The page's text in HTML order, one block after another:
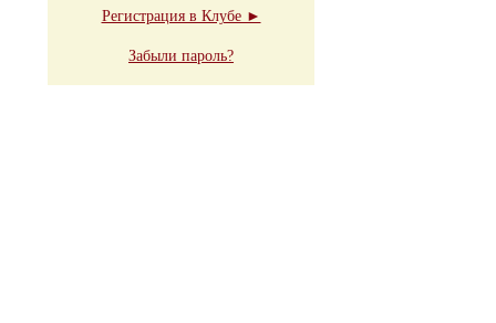
Регистрация в Клубе ►
Забыли пароль?